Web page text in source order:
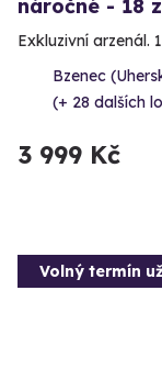
náročné - 18
Exkluzivní arzenál.
Bzenec
(+ 28 dalších
3 999 Kč
Volný termín